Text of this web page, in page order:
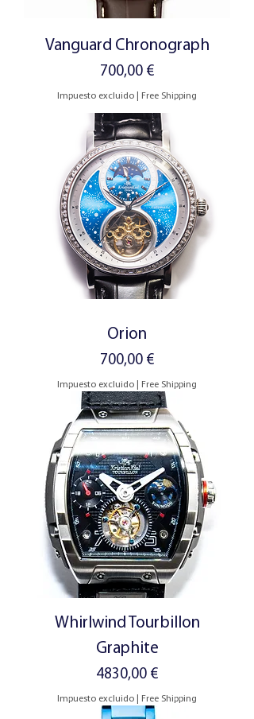
Vanguard Chronograph
Precio
700,00 €
Impuesto excluido Free Shipping
Orion
Precio
700,00 €
Impuesto excluido Free Shipping
Whirlwind Tourbillon
Graphite
Precio
4830,00 €
Impuesto excluido Free Shipping